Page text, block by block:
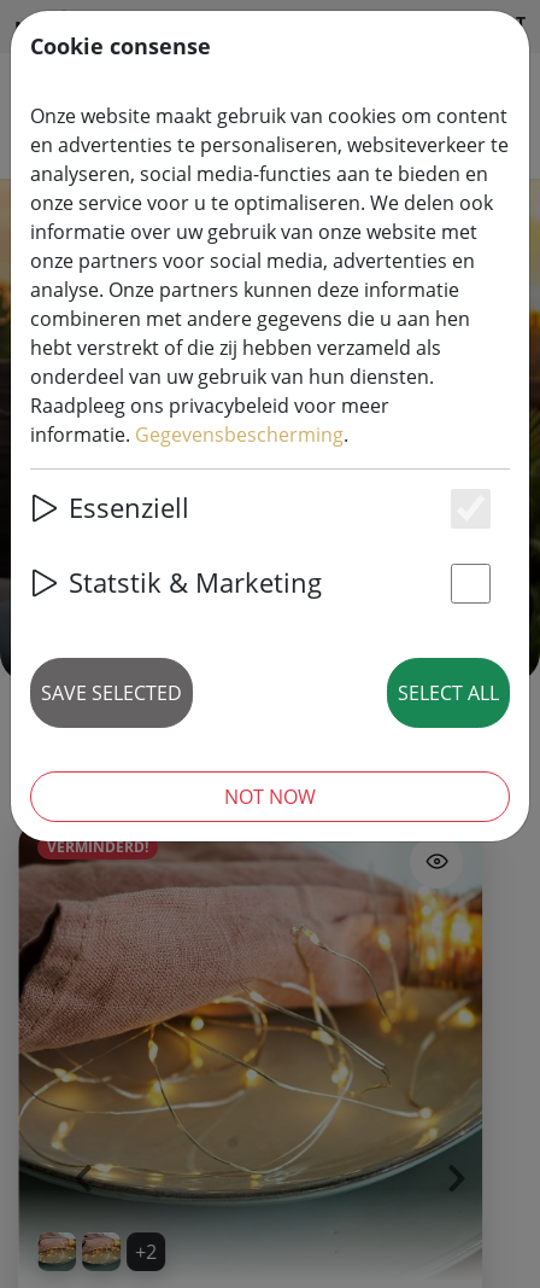
NL HILFE & SUPPORT
Zoek producten
Kerstmis kan
komen
Vind de perfecte lichtslingers en
decoratieve verlichting voor uw huis.
BLADER NU
Products we love
+2
VERMINDERD!
Cookie consense
Onze website maakt gebruik van cookies om content
en advertenties te personaliseren, websiteverkeer te
analyseren, social media-functies aan te bieden en
onze service voor u te optimaliseren. We delen ook
informatie over uw gebruik van onze website met
onze partners voor social media, advertenties en
analyse. Onze partners kunnen deze informatie
combineren met andere gegevens die u aan hen
hebt verstrekt of die zij hebben verzameld als
onderdeel van uw gebruik van hun diensten.
Raadpleeg ons privacybeleid voor meer
informatie. Gegevensbescherming.
Essenziell
Statstik & Marketing
SAVE SELECTED SELECT ALL
NOT NOW